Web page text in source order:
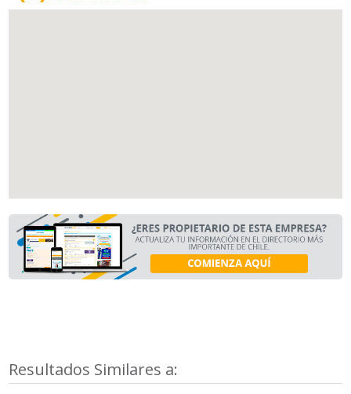
Resultados Similares a: